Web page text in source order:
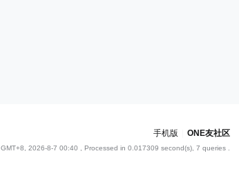
手机版 ONE友社区
GMT+8, 2026-8-7 00:40 , Processed in 0.017309 second(s), 7 queries .